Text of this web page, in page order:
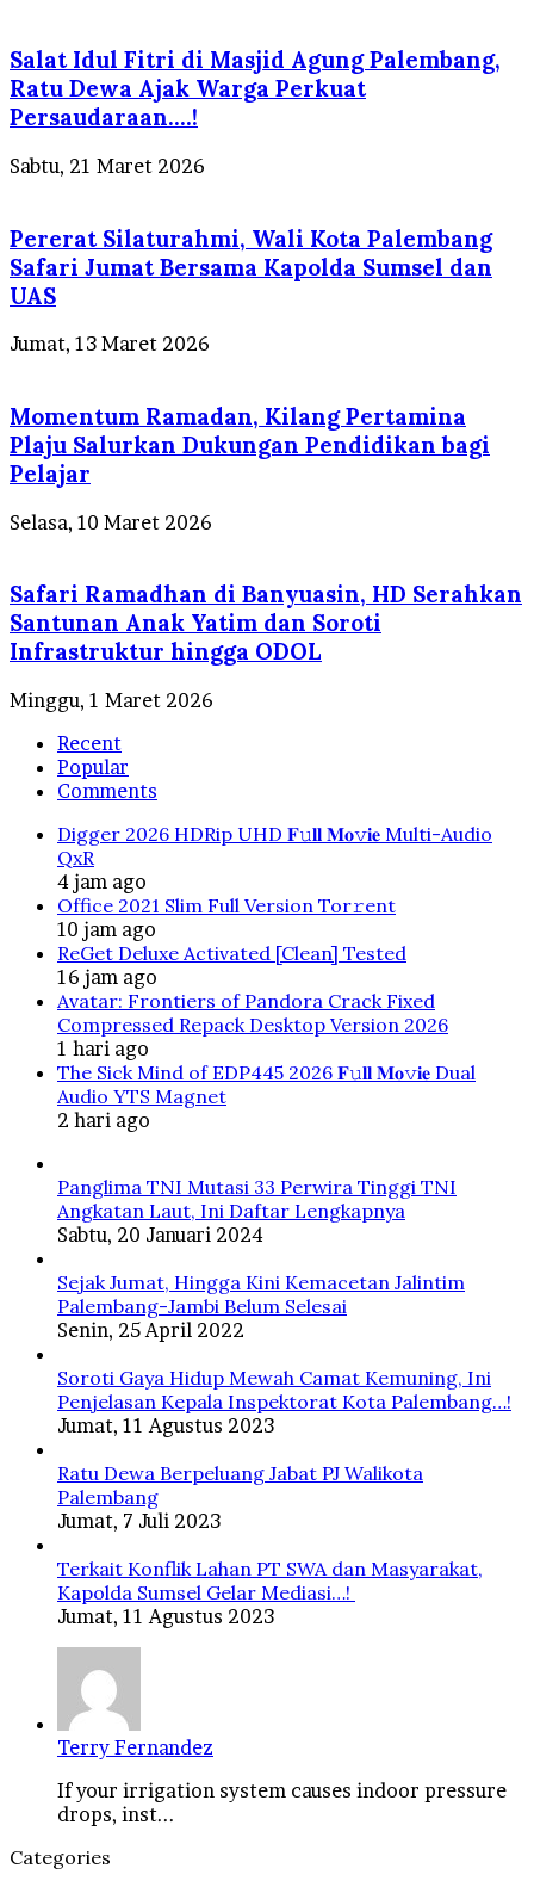
Salat Idul Fitri di Masjid Agung Palembang,
Ratu Dewa Ajak Warga Perkuat
Persaudaraan….!
Sabtu, 21 Maret 2026
Pererat Silaturahmi, Wali Kota Palembang
Safari Jumat Bersama Kapolda Sumsel dan
UAS
Jumat, 13 Maret 2026
Momentum Ramadan, Kilang Pertamina
Plaju Salurkan Dukungan Pendidikan bagi
Pelajar
Selasa, 10 Maret 2026
Safari Ramadhan di Banyuasin, HD Serahkan
Santunan Anak Yatim dan Soroti
Infrastruktur hingga ODOL
Minggu, 1 Maret 2026
Recent
Popular
Comments
Digger 2026 HDRip UHD 𝐅𝚞𝐥𝐥 𝐌𝐨𝚟𝐢𝐞 Multi-Audio
QxR
4 jam ago
Office 2021 Slim Full Version Tor𝚛ent
10 jam ago
ReGet Deluxe Activated [Clean] Tested
16 jam ago
Avatar: Frontiers of Pandora Crack Fixed
Compressed Repack Desktop Version 2026
1 hari ago
The Sick Mind of EDP445 2026 𝐅𝚞𝐥𝐥 𝐌𝐨𝚟𝐢𝐞 Dual
Audio YTS Magnet
2 hari ago
Panglima TNI Mutasi 33 Perwira Tinggi TNI
Angkatan Laut, Ini Daftar Lengkapnya
Sabtu, 20 Januari 2024
Sejak Jumat, Hingga Kini Kemacetan Jalintim
Palembang-Jambi Belum Selesai
Senin, 25 April 2022
Soroti Gaya Hidup Mewah Camat Kemuning, Ini
Penjelasan Kepala Inspektorat Kota Palembang…!
Jumat, 11 Agustus 2023
Ratu Dewa Berpeluang Jabat PJ Walikota
Palembang
Jumat, 7 Juli 2023
Terkait Konflik Lahan PT SWA dan Masyarakat,
Kapolda Sumsel Gelar Mediasi…!
Jumat, 11 Agustus 2023
Terry Fernandez
If your irrigation system causes indoor pressure
drops, inst...
Categories